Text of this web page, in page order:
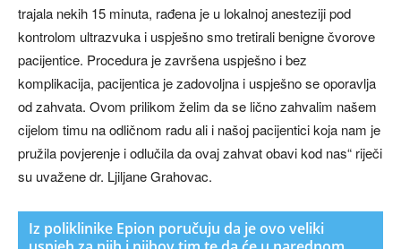
trajala nekih 15 minuta, rađena je u lokalnoj anesteziji pod
kontrolom ultrazvuka i uspješno smo tretirali benigne čvorove
pacijentice. Procedura je završena uspješno i bez
komplikacija, pacijentica je zadovoljna i uspješno se oporavlja
od zahvata. Ovom prilikom želim da se lično zahvalim našem
cijelom timu na odličnom radu ali i našoj pacijentici koja nam je
pružila povjerenje i odlučila da ovaj zahvat obavi kod nas“ riječi
su uvažene dr. Ljiljane Grahovac.
Iz poliklinike Epion poručuju da je ovo veliki